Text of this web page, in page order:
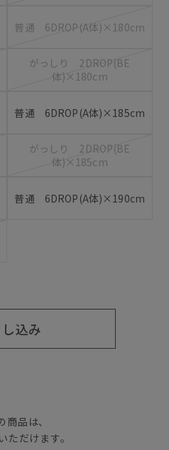
普通 6DROP(A体)×180cm
がっしり 2DROP(BE
体)×180cm
普通 6DROP(A体)×185cm
がっしり 2DROP(BE
体)×185cm
普通 6DROP(A体)×190cm
込み
商品は、
だけます。